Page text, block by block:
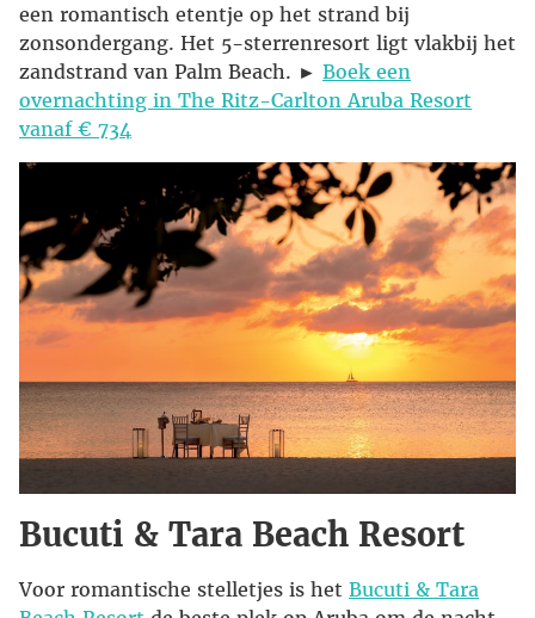
een romantisch etentje op het strand bij
zonsondergang. Het 5-sterrenresort ligt vlakbij het
zandstrand van Palm Beach. ► Boek een
overnachting in The Ritz-Carlton Aruba Resort
vanaf € 734
Bucuti & Tara Beach Resort
Voor romantische stelletjes is het Bucuti & Tara